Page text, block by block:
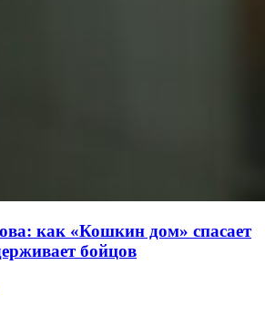
как «Кошкин дом» спасает
бойцов